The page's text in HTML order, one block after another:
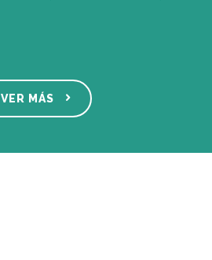
VER MÁS